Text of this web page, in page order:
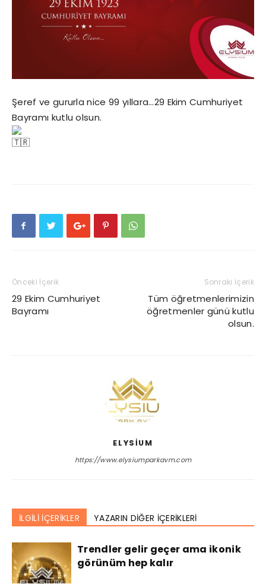
Şeref ve gururla nice 99 yıllara…29 Ekim Cumhuriyet
Bayramı kutlu olsun.
Önceki İçerik
29 Ekim Cumhuriyet
Bayramı
Sonraki İçerik
Tüm öğretmenlerimizin
öğretmenler günü kutlu
olsun.
ELYSIUM
https://www.elysiumparkavm.com
İLGİLİ İÇERİKLER YAZARIN DİĞER İÇERİKLERİ
Trendler gelir geçer ama ikonik
görünüm hep kalır